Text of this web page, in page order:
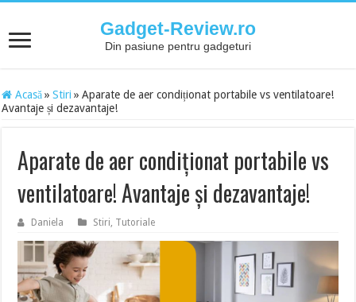
Gadget-Review.ro
Din pasiune pentru gadgeturi
Acasă » Stiri » Aparate de aer condiționat portabile vs ventilatoare!
Avantaje și dezavantaje!
Aparate de aer condiționat portabile vs
ventilatoare! Avantaje și dezavantaje!
Daniela Stiri, Tutoriale